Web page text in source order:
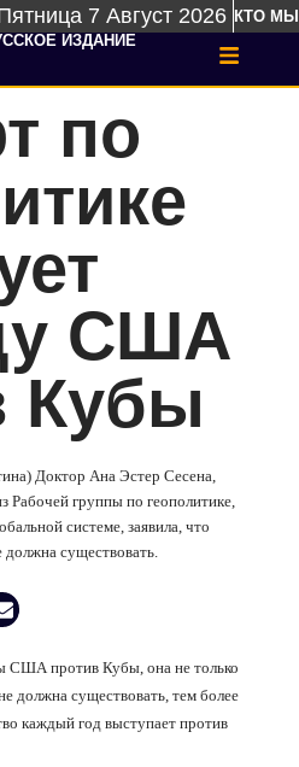
7 Август 2026 КТО МЫ
ИЗДАНИЕ
по
США
Кубы
Доктор Ана Эстер Сесена,
Рабочей группы по геополитике,
системе, заявила, что
существовать.
США против Кубы, она не только
должна существовать, тем более
каждый год выступает против